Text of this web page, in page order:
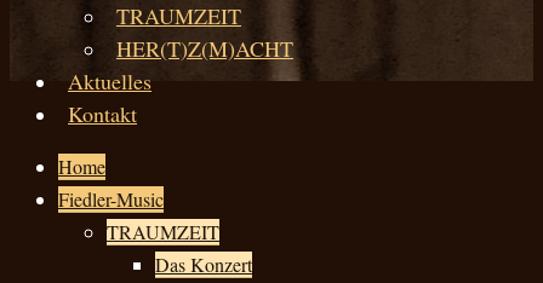
TRAUMZEIT
HER(T)Z(M)ACHT
Aktuelles
Kontakt
Home
Fiedler-Music
TRAUMZEIT
Das Konzert